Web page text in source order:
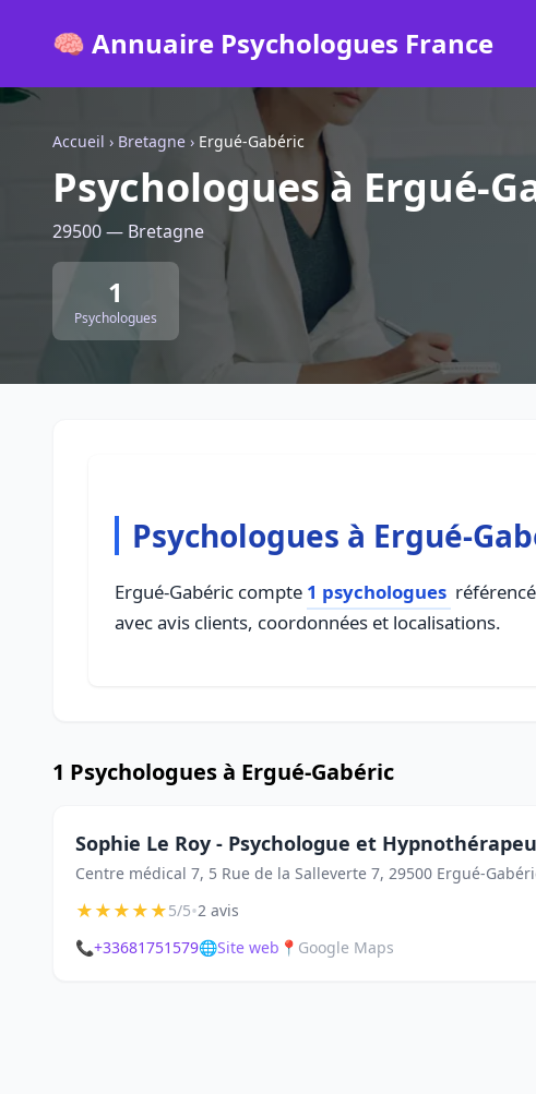
🧠 Annuaire Psychologues France
Accueil › Bretagne › Ergué-Gabéric
Psychologues à Ergué-
29500 — Bretagne
1
Psychologues
Psychologues à Ergué-
Ergué-Gabéric compte 1 psychologues
avec avis clients, coordonnées et localisations.
1 Psychologues à Ergué-Gabéric
Sophie Le Roy - Psychologue et
Centre médical 7, 5 Rue de la Salleverte 7, 29500 Ergué-
★★★★★5/5•2 avis
📞+33681751579🌐Site web 📍 Google Maps